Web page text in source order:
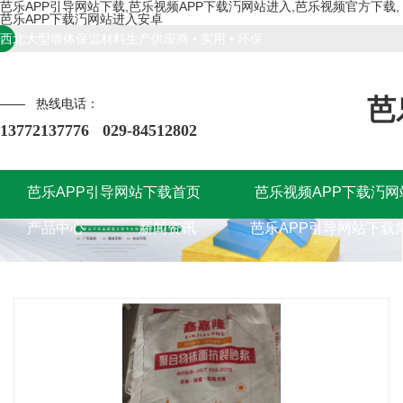
芭乐APP引导网站下载,芭乐视频APP下载汅网站进入,芭乐视频官方下载,
芭乐APP下载汅网站进入安卓
西北大型墙体保温材料生产供应商 • 实用 • 环保
芭
—— 热线电话：
13772137776 029-84512802
芭乐APP引导网站下载首页 芭乐视频APP下载汅网
产品中心
产品中心
新闻资讯
新闻资讯
芭乐APP引导网站下载
芭乐APP引导网站下载